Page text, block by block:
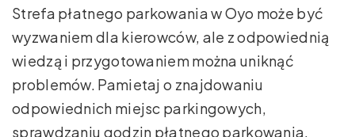
Strefa płatnego parkowania w Oyo może być
wyzwaniem dla kierowców, ale z odpowiednią
wiedzą i przygotowaniem można uniknąć
problemów. Pamietaj o znajdowaniu
odpowiednich miejsc parkingowych,
sprawdzaniu godzin płatnego parkowania,